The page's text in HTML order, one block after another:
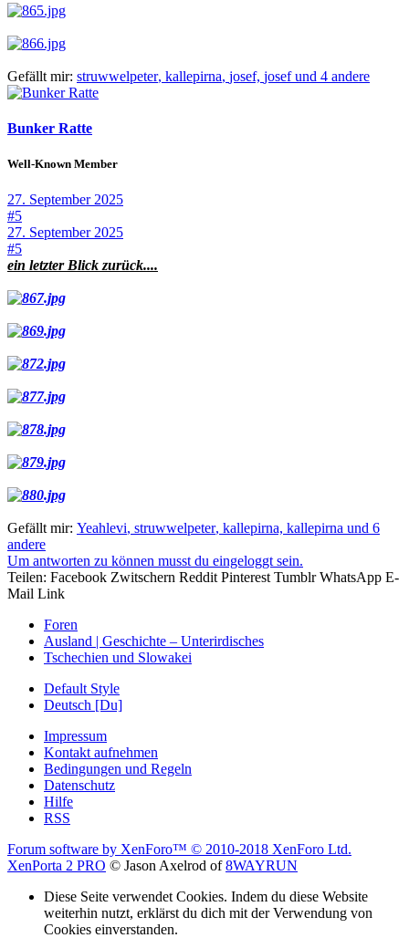
Gefällt mir: struwwelpeter, kallepirna, josef, josef und 4 andere
Bunker Ratte
Well-Known Member
27. September 2025
#5
27. September 2025
#5
ein letzter Blick zurück....
Gefällt mir: Yeahlevi, struwwelpeter, kallepirna, kallepirna und 6
andere
Um antworten zu können musst du eingeloggt sein.
Teilen: Facebook Zwitschern Reddit Pinterest Tumblr WhatsApp E-
Mail Link
Foren
Ausland | Geschichte – Unterirdisches
Tschechien und Slowakei
Default Style
Deutsch [Du]
Impressum
Kontakt aufnehmen
Bedingungen und Regeln
Datenschutz
Hilfe
RSS
Forum software by XenForo™ © 2010-2018 XenForo Ltd.
XenPorta 2 PRO © Jason Axelrod of8WAYRUN
Diese Seite verwendet Cookies. Indem du diese Website
weiterhin nutzt, erklärst du dich mit der Verwendung von
Cookies einverstanden.